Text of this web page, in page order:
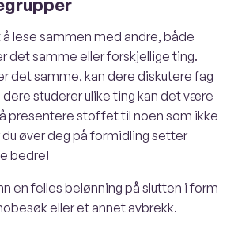
lese sammen med andre, både
det samme eller forskjellige ting.
det samme, kan dere diskutere fag
studerer ulike ting kan det være
presentere stoffet til noen som ikke
øver deg på formidling setter
bedre!
en felles belønning på slutten i form
eller et annet avbrekk.